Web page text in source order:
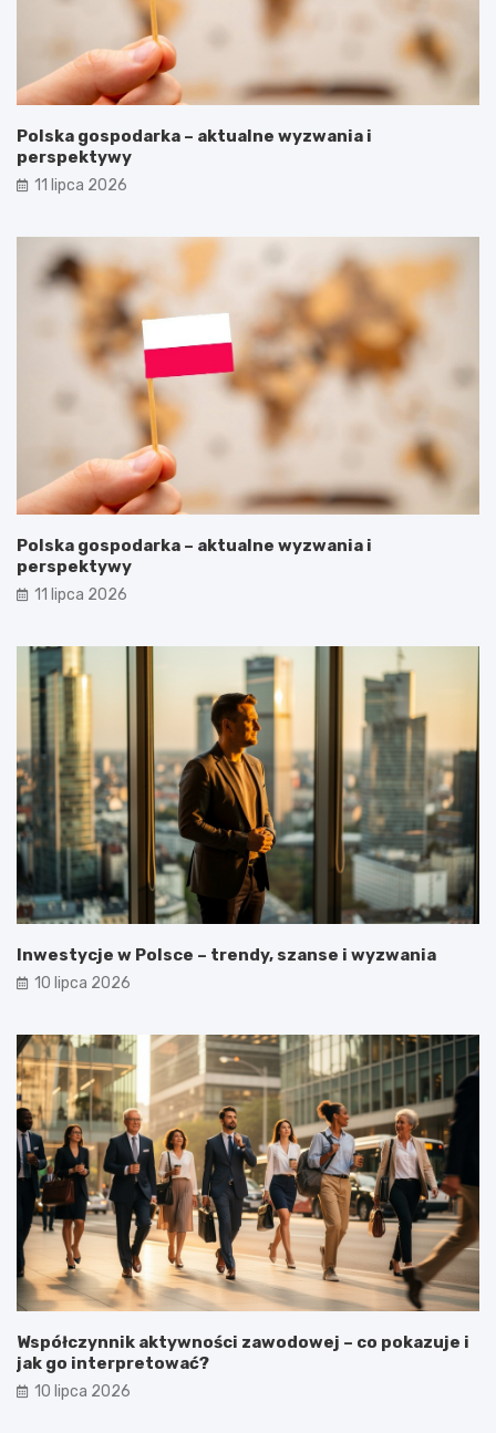
Polska gospodarka – aktualne wyzwania i
perspektywy
11 lipca 2026
Polska gospodarka – aktualne wyzwania i
perspektywy
11 lipca 2026
Inwestycje w Polsce – trendy, szanse i wyzwania
10 lipca 2026
Współczynnik aktywności zawodowej – co pokazuje i
jak go interpretować?
10 lipca 2026